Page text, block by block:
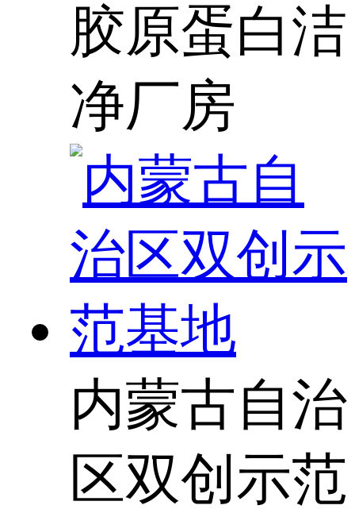
胶原蛋白洁
净厂房
内蒙古自治
区双创示范